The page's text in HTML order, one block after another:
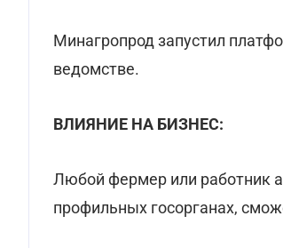
Минагропрод запустил
ведомстве.
ВЛИЯНИЕ НА БИЗНЕС:
Любой фермер или работник
профильных госорганах,